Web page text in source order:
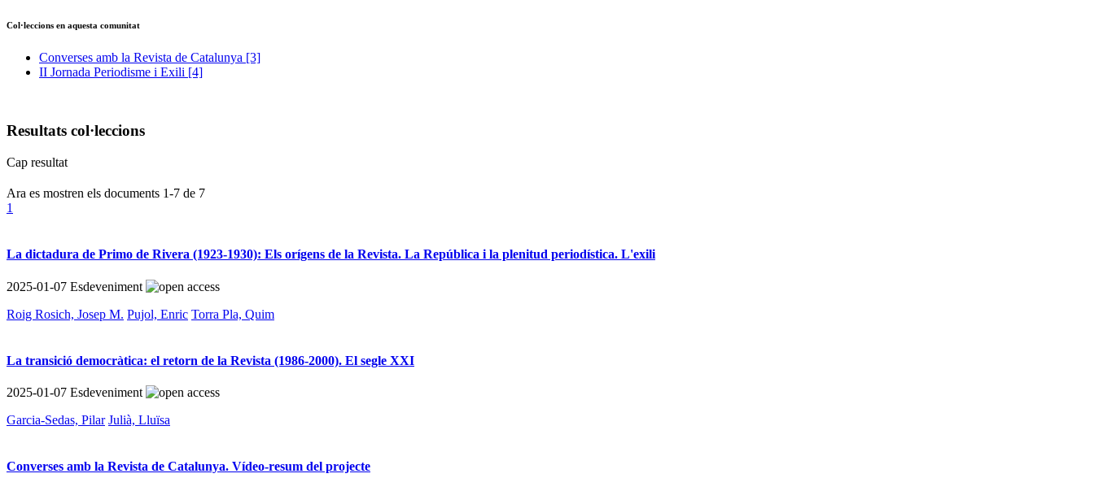
Col·leccions en aquesta comunitat
Converses amb la Revista de Catalunya [3]
II Jornada Periodisme i Exili [4]
Resultats col·leccions
Cap resultat
Ara es mostren els documents 1-7 de 7
1
La dictadura de Primo de Rivera (1923-1930): Els orígens de la Revista. La República i la plenitud periodística. L'exili
2025-01-07 Esdeveniment
Roig Rosich, Josep M. Pujol, Enric Torra Pla, Quim
La transició democràtica: el retorn de la Revista (1986-2000). El segle XXI
2025-01-07 Esdeveniment
Garcia-Sedas, Pilar Julià, Lluïsa
Converses amb la Revista de Catalunya. Vídeo-resum del projecte